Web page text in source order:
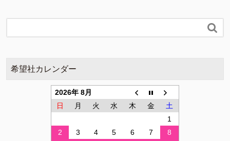

希望社カレンダー
2026年 8月
日
月 火 水 木 金
土
1
2
3 4 5 6 7
8